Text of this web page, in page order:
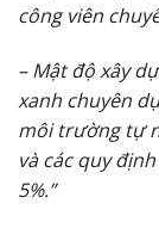
công viên
– Mật độ xây
xanh chuyên
môi trường tự
và các quy
5%.”